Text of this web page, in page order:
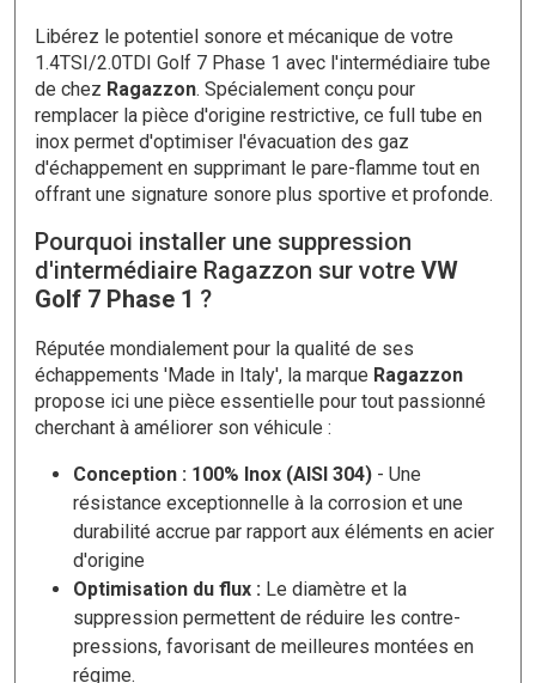
Libérez le potentiel sonore et mécanique de votre
1.4TSI/2.0TDI Golf 7 Phase 1 avec l'intermédiaire tube
de chez Ragazzon. Spécialement conçu pour
remplacer la pièce d'origine restrictive, ce full tube en
inox permet d'optimiser l'évacuation des gaz
d'échappement en supprimant le pare-flamme tout en
offrant une signature sonore plus sportive et profonde.
Pourquoi installer une suppression
d'intermédiaire Ragazzon sur votre VW
Golf 7 Phase 1 ?
Réputée mondialement pour la qualité de ses
échappements 'Made in Italy', la marque Ragazzon
propose ici une pièce essentielle pour tout passionné
cherchant à améliorer son véhicule :
Conception : 100% Inox (AISI 304) - Une
résistance exceptionnelle à la corrosion et une
durabilité accrue par rapport aux éléments en acier
d'origine
Optimisation du flux : Le diamètre et la
suppression permettent de réduire les contre-
pressions, favorisant de meilleures montées en
régime.